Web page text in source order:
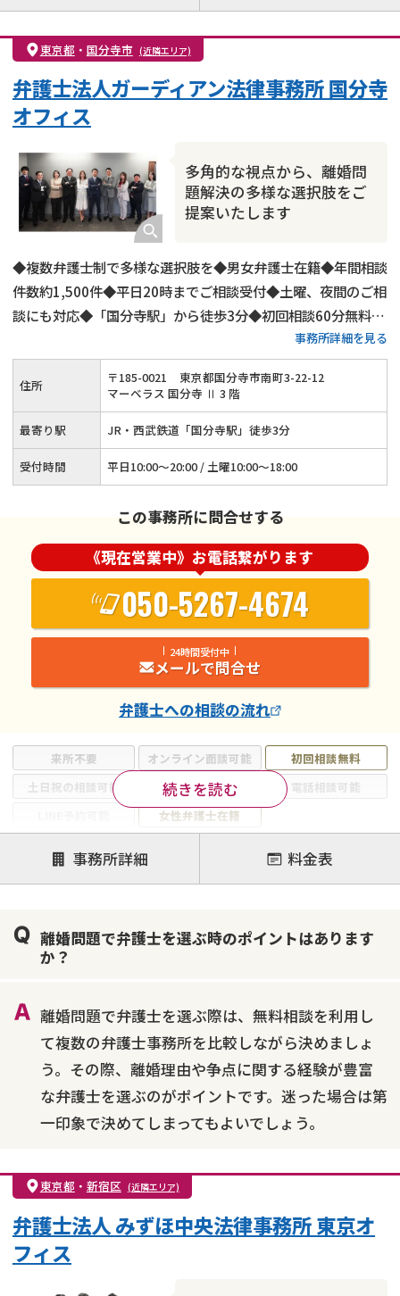
離婚前相談 離婚調停
離婚裁判
親権・面会交流権
DV
モラハラ
不貞・不倫慰謝料請求
国際離婚
財産分与
内縁の夫婦 熟年離婚
東京都 ・ 国分寺市 (近隣エリア)
多角的な視点から、離婚問
題解決の多様な選択肢をご
提案いたします
弁護士法人ガーディアン法律事務所 国分寺
オフィス
◆複数弁護士制で多様な選択肢を◆男女弁護士在籍◆年間相談
件数約1,500件◆平日20時までご相談受付◆土曜、夜間のご相
談にも対応◆「国分寺駅」から徒歩3分◆初回相談60分無料◆
弁護士費用の分割払いも可◆養育費・財産分与・慰謝料請求に
強み◆代理交渉もご対応可
事務所詳細を見る
来所不要 オンライン面談可能
初回相談無料
土日祝の相談可能
19時以降電話可能
電話相談可能
女性弁護士在籍
注力案件
離婚前相談
離婚調停
離婚裁判
不貞・不倫慰謝料請求
国際離婚
養育費問題
財産分与
続きを読む
住所 〒185-0021
東京都国分寺市南町3-22-12
マーベラス 国分寺 Ⅱ 3 階
最寄り駅 JR・西武鉄道「国分寺駅」徒歩3分
受付時間 平日10:00～20:00 / 土曜10:00～18:00
この事務所に問合せする
《現在営業中》お電話繋がります
050-5267-4674
24時間受付中
メールで問合せ
弁護士への相談の流れ
事務所詳細 料金表
離婚問題で弁護士を選ぶ時のポイントはあります
か？
離婚問題で弁護士を選ぶ際は、無料相談を利用し
て複数の弁護士事務所を比較しながら決めましょ
う。その際、離婚理由や争点に関する経験が豊富
な弁護士を選ぶのがポイントです。迷った場合は第
一印象で決めてしまってもよいでしょう。
東京都 ・ 新宿区 (近隣エリア)
弁護士法人 みずほ中央法律事務所 東京オ
フィス